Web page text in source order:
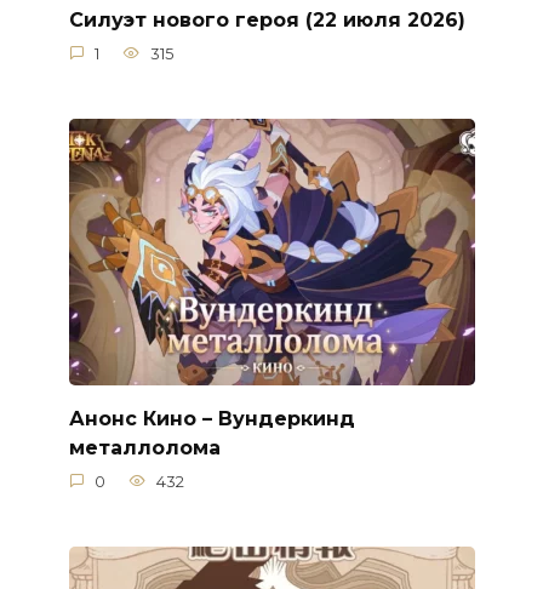
Силуэт нового героя (22 июля 2026)
1 315
Анонс Кино – Вундеркинд
металлолома
0 432